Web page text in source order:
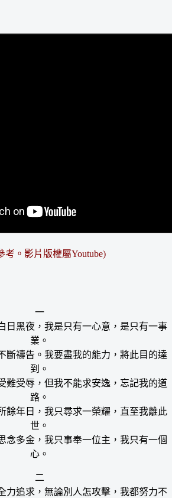
考。影片版權屬Youtube)
一
日黑夜，我是只有一心意，是只有一事
業。
斷禱告。我要盡我的能力，將此目的達
到。
難受辱，但我不能求安逸，忘記我的道
路。
餘年日，我只尋求一榮耀，直至我離此
世。
念多金，我只事奉一位主，我只有一個
心。
二
力追求，無論別人怎攻擊，我都努力不